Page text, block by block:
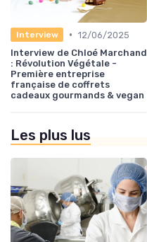
Interview • 12/06/2025
Interview de Chloé Marchand
: Révolution Végétale -
Première entreprise
française de coffrets
cadeaux gourmands & vegan
Les plus lus